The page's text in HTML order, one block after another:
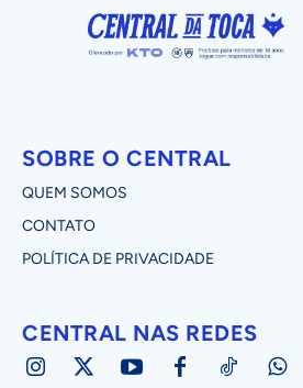
SOBRE O CENTRAL
QUEM SOMOS
CONTATO
POLÍTICA DE PRIVACIDADE
CENTRAL NAS REDES